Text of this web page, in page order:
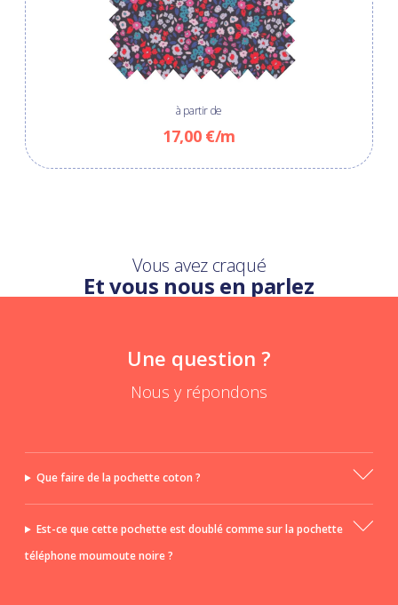
à partir de
17,00 €/m
Vous avez craqué
Et vous nous en parlez
Une question ?
Nous y répondons
Que faire de la pochette coton ?
Est-ce que cette pochette est doublé comme sur la pochette
téléphone moumoute noire ?